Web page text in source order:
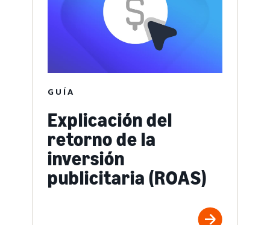
GUÍA
Explicación del
retorno de la
inversión
publicitaria (ROAS)